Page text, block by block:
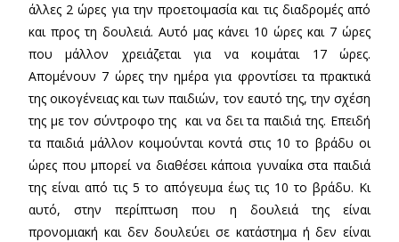
άλλες 2 ώρες για την προετοιμασία και τις διαδρομές από
και προς τη δουλειά. Αυτό μας κάνει 10 ώρες και 7 ώρες
που μάλλον χρειάζεται για να κοιμάται 17 ώρες.
Απομένουν 7 ώρες την ημέρα για φροντίσει τα πρακτικά
της οικογένειας και των παιδιών, τον εαυτό της, την σχέση
της με τον σύντροφο της και να δει τα παιδιά της. Επειδή
τα παιδιά μάλλον κοιμούνται κοντά στις 10 το βράδυ οι
ώρες που μπορεί να διαθέσει κάποια γυναίκα στα παιδιά
της είναι από τις 5 το απόγευμα έως τις 10 το βράδυ. Κι
αυτό, στην περίπτωση που η δουλειά της είναι
προνομιακή και δεν δουλεύει σε κατάστημα ή δεν είναι